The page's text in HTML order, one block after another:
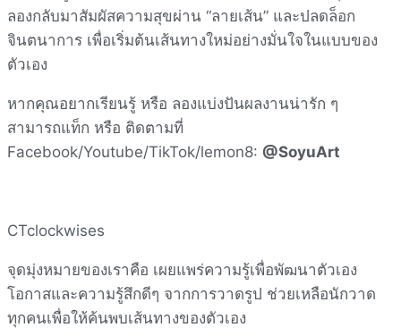
ลองกลับมาสัมผัสความสุขผ่าน “ลายเส้น” และปลดล็อก
จินตนาการ เพื่อเริ่มต้นเส้นทางใหม่อย่างมั่นใจในแบบของ
ตัวเอง
หากคุณอยากเรียนรู้ หรือ ลองแบ่งปันผลงานน่ารัก ๆ
สามารถแท็ก หรือ ติดตามที่
Facebook/Youtube/TikTok/lemon8: @SoyuArt
CTclockwises
จุดมุ่งหมายของเราคือ เผยแพร่ความรู้เพื่อพัฒนาตัวเอง
โอกาสและความรู้สึกดีๆ จากการวาดรูป ช่วยเหลือนักวาด
ทุกคนเพื่อให้ค้นพบเส้นทางของตัวเอง